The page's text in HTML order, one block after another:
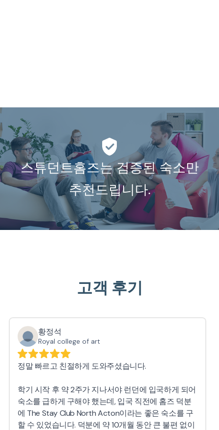
스튜던트홈즈는 검증된 숙소만
추천드립니다.
고객 후기